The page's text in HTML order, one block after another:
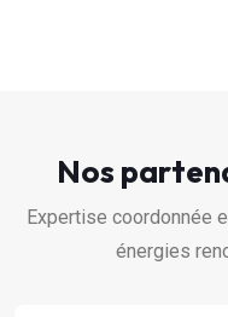
Nos
Expertise coordonnée
énergies